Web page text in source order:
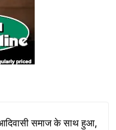
समाज के साथ हुआ,